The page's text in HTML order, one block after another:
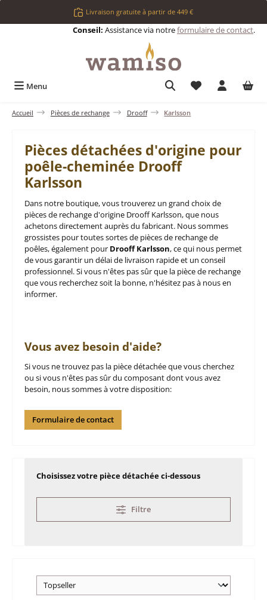
Passer au contenu principalLivraison gratuite à partir de 449 €
Conseil: Assistance via notreformulaire de contact.
Menu Vous avez 0
Accueil Pièces de rechange Drooff Karlsson
Pièces détachées d'origine pour
poêle-cheminée Drooff
Karlsson
Dans notre boutique, vous trouverez un grand choix de
pièces de rechange d'origine Drooff Karlsson, que nous
achetons directement auprès du fabricant. Nous sommes
grossistes pour toutes sortes de pièces de rechange de
poêles, également pour Drooff Karlsson, ce qui nous permet
de vous garantir un délai de livraison rapide et un conseil
professionnel. Si vous n'êtes pas sûr que la pièce de rechange
que vous recherchez soit la bonne, n'hésitez pas à nous en
informer.
Vous avez besoin d'aide?
Si vous ne trouvez pas la pièce détachée que vous cherchez
ou si vous n'êtes pas sûr du composant dont vous avez
besoin, nous sommes à votre disposition:
Formulaire de contact
Choisissez votre pièce détachée ci-dessous
Filtre